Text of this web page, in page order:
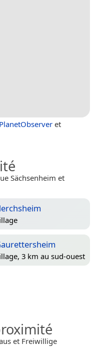
PlanetObserver et
Sächsenheim et
3 km au sud-ouest
et Freiwillige